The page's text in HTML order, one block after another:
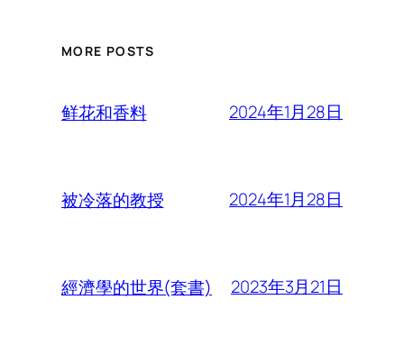
MORE POSTS
鲜花和香料 2024年1月28日
被冷落的教授 2024年1月28日
經濟學的世界(套書) 2023年3月21日